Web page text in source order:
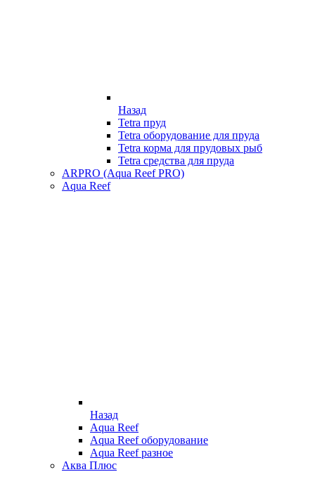
Назад
Tetra пруд
Tetra оборудование для пруда
Tetra корма для прудовых рыб
Tetra средства для пруда
ARPRO (Aqua Reef PRO)
Aqua Reef
Назад
Aqua Reef
Aqua Reef оборудование
Aqua Reef разное
Аква Плюс